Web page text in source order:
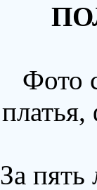
Фото
За пять